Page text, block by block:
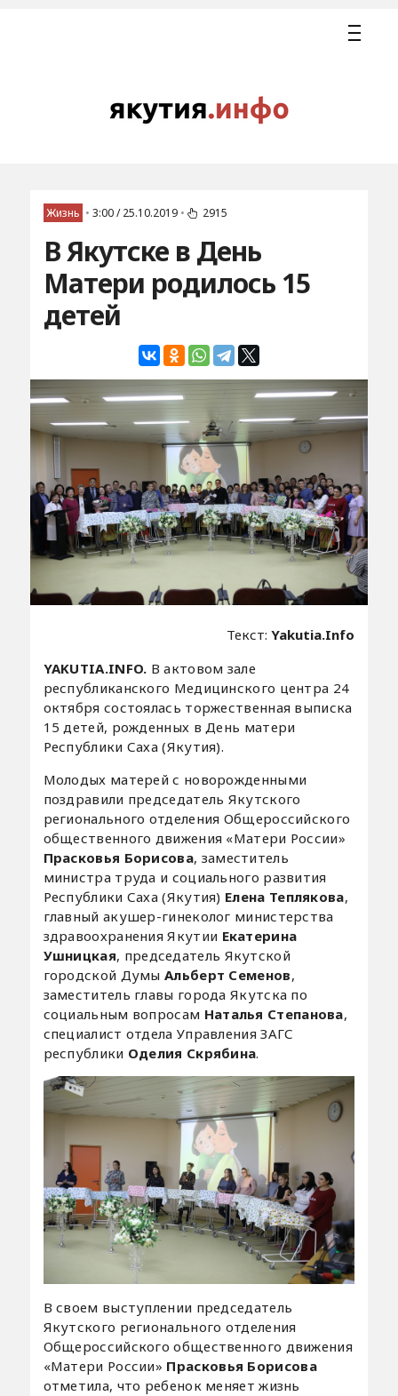
Жизнь • 3:00 / 25.10.2019 • 2915
В Якутске в День
Матери родилось 15
детей
Текст:Yakutia.Info
YAKUTIA.INFO. В актовом зале
республиканского Медицинского центра 24
октября состоялась торжественная выписка
15 детей, рожденных в День матери
Республики Саха (Якутия).
Молодых матерей с новорожденными
поздравили председатель Якутского
регионального отделения Общероссийского
общественного движения «Матери России»
Прасковья Борисова, заместитель
министра труда и социального развития
Республики Саха (Якутия) Елена Теплякова,
главный акушер-гинеколог министерства
здравоохранения Якутии Екатерина
Ушницкая, председатель Якутской
городской ДумыАльберт Семенов,
заместитель главы города Якутска по
социальным вопросам Наталья Степанова,
специалист отдела Управления ЗАГС
республики Оделия Скрябина.
В своем выступлении председатель
Якутского регионального отделения
Общероссийского общественного движения
«Матери России» Прасковья Борисова
отметила, что ребенок меняет жизнь